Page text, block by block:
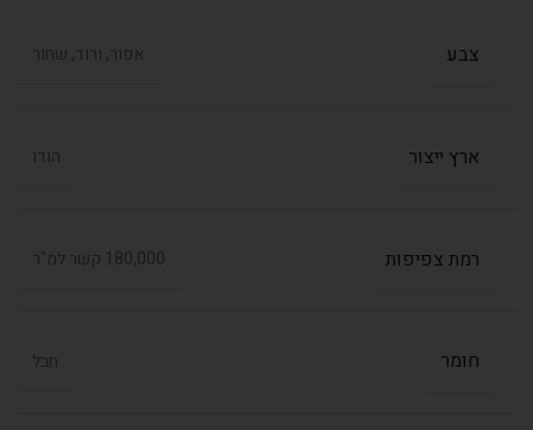
צבע אפור, ורוד, שחור
ארץ ייצור הודו
רמת צפיפות 180,000 קשר למ"ר
חומר חבל